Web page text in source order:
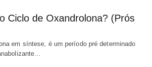
Ciclo de Oxandrolona? (Prós
em síntese, é um período pré determinado